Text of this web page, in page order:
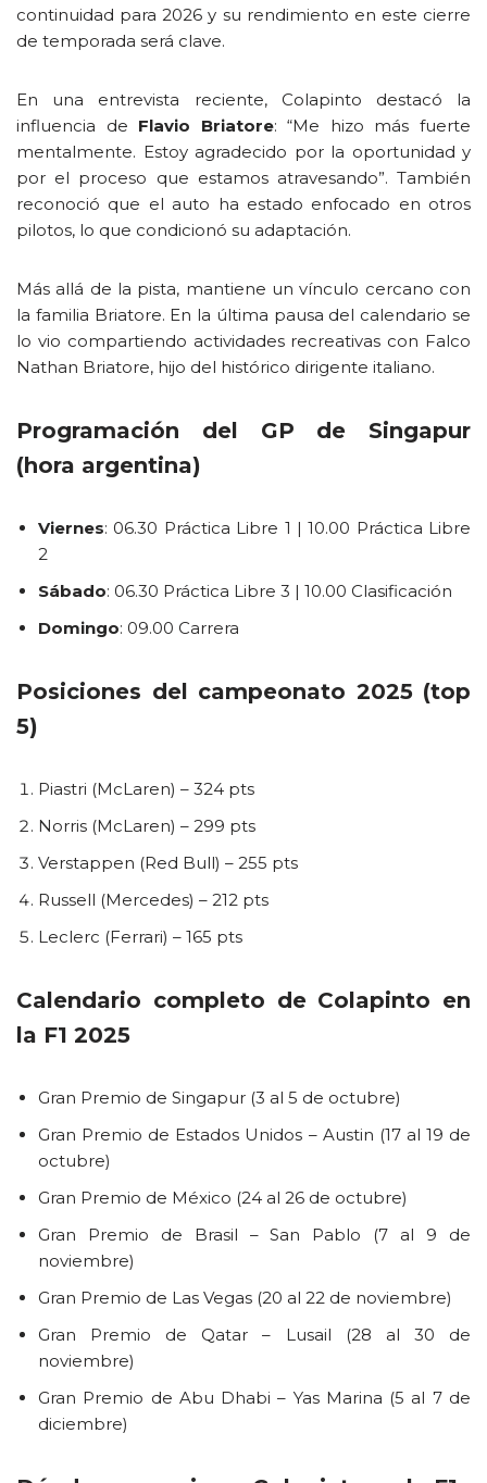
continuidad para 2026 y su rendimiento en este cierre
de temporada será clave.
En una entrevista reciente, Colapinto destacó la
influencia de Flavio Briatore: “Me hizo más fuerte
mentalmente. Estoy agradecido por la oportunidad y
por el proceso que estamos atravesando”. También
reconoció que el auto ha estado enfocado en otros
pilotos, lo que condicionó su adaptación.
Más allá de la pista, mantiene un vínculo cercano con
la familia Briatore. En la última pausa del calendario se
lo vio compartiendo actividades recreativas con Falco
Nathan Briatore, hijo del histórico dirigente italiano.
Programación del GP de Singapur
(hora argentina)
Viernes: 06.30 Práctica Libre 1 | 10.00 Práctica Libre
2
Sábado: 06.30 Práctica Libre 3 | 10.00 Clasificación
Domingo: 09.00 Carrera
Posiciones del campeonato 2025 (top
5)
Piastri (McLaren) – 324 pts
Norris (McLaren) – 299 pts
Verstappen (Red Bull) – 255 pts
Russell (Mercedes) – 212 pts
Leclerc (Ferrari) – 165 pts
Calendario completo de Colapinto en
la F1 2025
Gran Premio de Singapur (3 al 5 de octubre)
Gran Premio de Estados Unidos – Austin (17 al 19 de
octubre)
Gran Premio de México (24 al 26 de octubre)
Gran Premio de Brasil – San Pablo (7 al 9 de
noviembre)
Gran Premio de Las Vegas (20 al 22 de noviembre)
Gran Premio de Qatar – Lusail (28 al 30 de
noviembre)
Gran Premio de Abu Dhabi – Yas Marina (5 al 7 de
diciembre)